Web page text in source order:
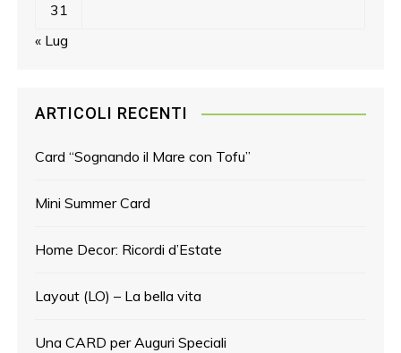
31
« Lug
ARTICOLI RECENTI
Card “Sognando il Mare con Tofu”
Mini Summer Card
Home Decor: Ricordi d’Estate
Layout (LO) – La bella vita
Una CARD per Auguri Speciali